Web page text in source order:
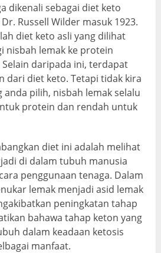
dikenali sebagai diet keto
Russell Wilder masuk 1923.
diet keto asli yang dilihat
nisbah lemak ke protein
daripada ini, terdapat
dari diet keto. Tetapi tidak kira
anda pilih, nisbah lemak selalu
protein dan rendah untuk
diet ini adalah melihat
di dalam tubuh manusia
penggunaan tenaga. Dalam
lemak menjadi asid lemak
peningkatan tahap
bahawa tahap keton yang
dalam keadaan ketosis
manfaat.